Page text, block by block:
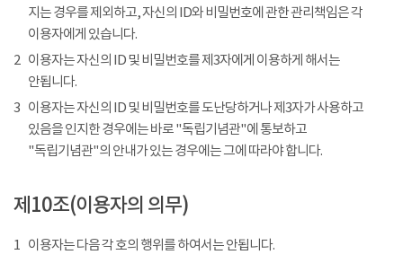
지는 경우를 제외하고, 자신의 ID와 비밀번호에 관한 관리책임은 각
이용자에게 있습니다.
2 이용자는 자신의 ID 및 비밀번호를 제3자에게 이용하게 해서는
안됩니다.
3 이용자는 자신의 ID 및 비밀번호를 도난당하거나 제3자가 사용하고
있음을 인지한 경우에는 바로 "독립기념관"에 통보하고
"독립기념관"의 안내가 있는 경우에는 그에 따라야 합니다.
제10조(이용자의 의무)
1 이용자는 다음 각 호의 행위를 하여서는 안됩니다.